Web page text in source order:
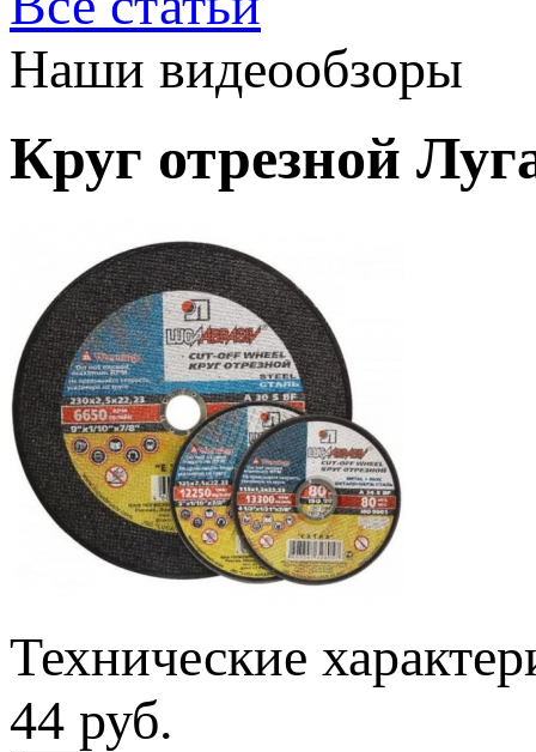
Наши видеообзоры
Круг отрезной
Технические
44 руб.